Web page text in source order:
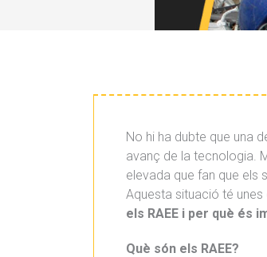
No hi ha dubte que una
avanç de la tecnologia.
elevada que fan que els
Aquesta situació té
els RAEE i per què és
Què són els RAEE?